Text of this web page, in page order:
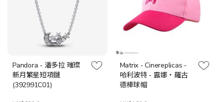
Pandora - 潘多拉 璀璨
新月繁星短項鏈
(392991C01)
Matrix - Cinereplicas -
哈利波特 - 露娜‧羅古
德棒球帽